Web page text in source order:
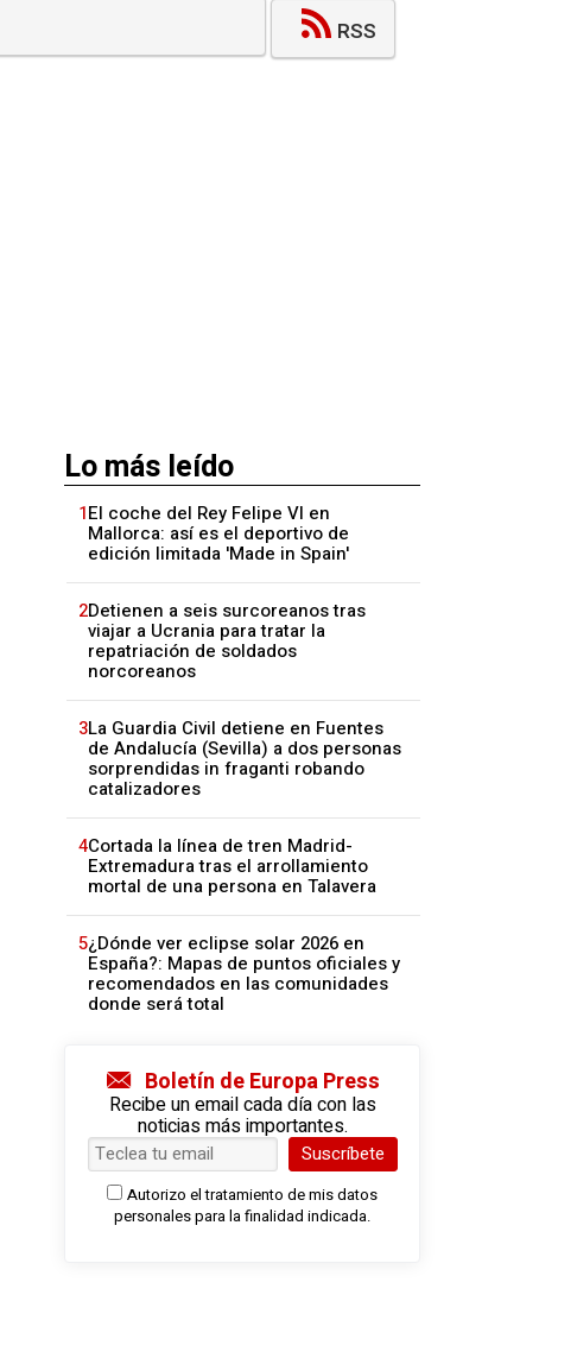
RSS
Lo más leído
1El coche del Rey Felipe VI en
Mallorca: así es el deportivo de
edición limitada 'Made in Spain'
2Detienen a seis surcoreanos tras
viajar a Ucrania para tratar la
repatriación de soldados
norcoreanos
3La Guardia Civil detiene en Fuentes
de Andalucía (Sevilla) a dos personas
sorprendidas in fraganti robando
catalizadores
4Cortada la línea de tren Madrid-
Extremadura tras el arrollamiento
mortal de una persona en Talavera
5¿Dónde ver eclipse solar 2026 en
España?: Mapas de puntos oficiales y
recomendados en las comunidades
donde será total
Boletín de Europa Press
Recibe un email cada día con las
noticias más importantes.
Suscríbete
Autorizo el tratamiento de mis datos
personales para la finalidad indicada.